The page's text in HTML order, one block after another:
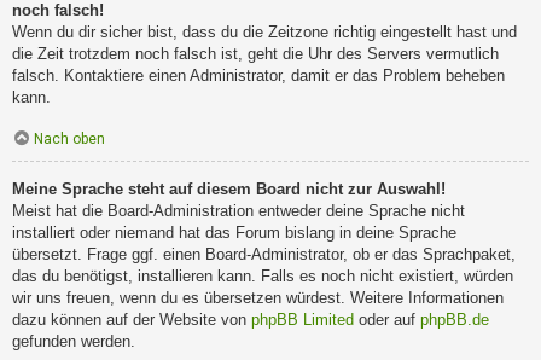
noch falsch!
Wenn du dir sicher bist, dass du die Zeitzone richtig eingestellt hast und
die Zeit trotzdem noch falsch ist, geht die Uhr des Servers vermutlich
falsch. Kontaktiere einen Administrator, damit er das Problem beheben
kann.
Nach oben
Meine Sprache steht auf diesem Board nicht zur Auswahl!
Meist hat die Board-Administration entweder deine Sprache nicht
installiert oder niemand hat das Forum bislang in deine Sprache
übersetzt. Frage ggf. einen Board-Administrator, ob er das Sprachpaket,
das du benötigst, installieren kann. Falls es noch nicht existiert, würden
wir uns freuen, wenn du es übersetzen würdest. Weitere Informationen
dazu können auf der Website von phpBB Limited oder auf phpBB.de
gefunden werden.